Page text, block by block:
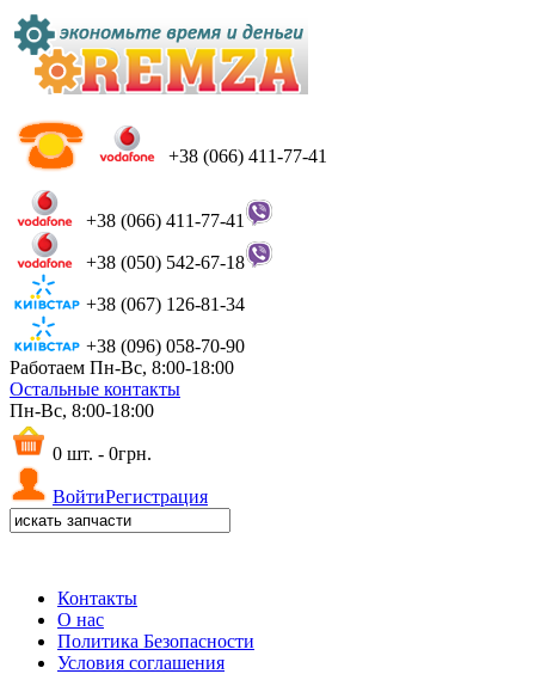
+38 (066) 411-77-41
+38 (066) 411-77-41
+38 (050) 542-67-18
+38 (067) 126-81-34
+38 (096) 058-70-90
Работаем Пн-Вс, 8:00-18:00
Остальные контакты
Пн-Вс, 8:00-18:00
0 шт. - 0грн.
ВойтиРегистрация
Контакты
О нас
Политика Безопасности
Условия соглашения